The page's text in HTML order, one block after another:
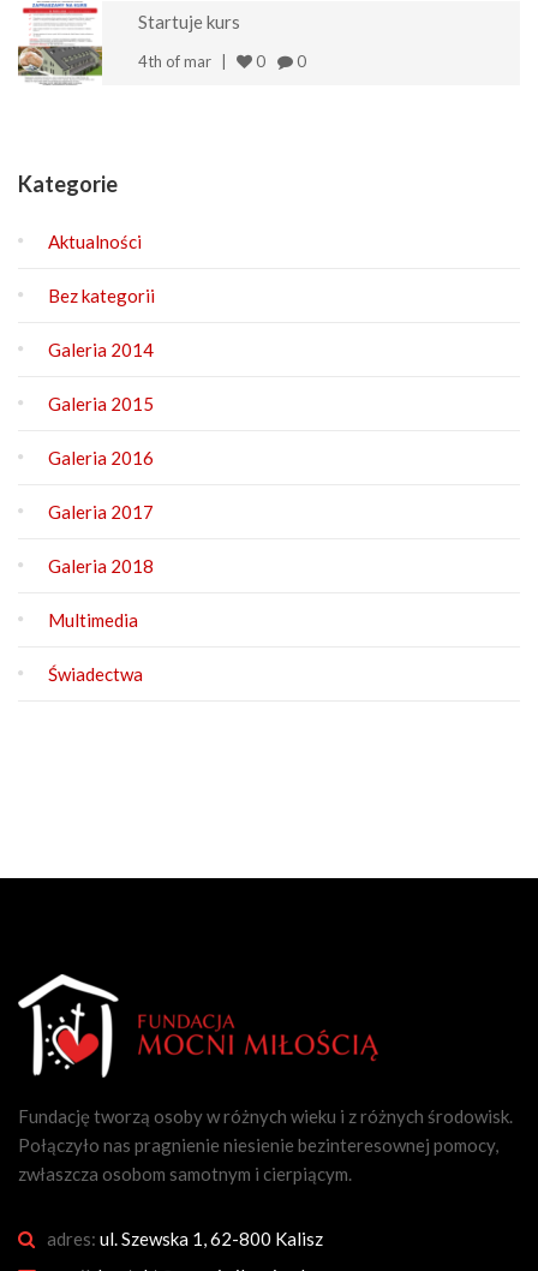
Startuje kurs
4th of mar 0 0
Kategorie
Aktualności
Bez kategorii
Galeria 2014
Galeria 2015
Galeria 2016
Galeria 2017
Galeria 2018
Multimedia
Świadectwa
Fundację tworzą osoby w różnych wieku i z różnych środowisk.
Połączyło nas pragnienie niesienie bezinteresownej pomocy,
zwłaszcza osobom samotnym i cierpiącym.
adres: ul. Szewska 1, 62-800 Kalisz